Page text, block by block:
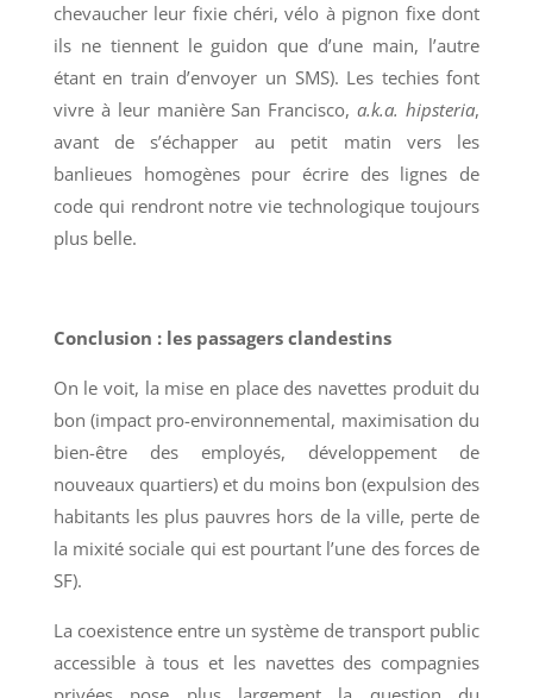
chevaucher leur fixie chéri, vélo à pignon fixe dont
ils ne tiennent le guidon que d’une main, l’autre
étant en train d’envoyer un SMS). Les techies font
vivre à leur manière San Francisco,a.k.a. hipsteria,
avant de s’échapper au petit matin vers les
banlieues homogènes pour écrire des lignes de
code qui rendront notre vie technologique toujours
plus belle.
Conclusion : les passagers clandestins
On le voit, la mise en place des navettes produit du
bon (impact pro-environnemental, maximisation du
bien-être des employés, développement de
nouveaux quartiers) et du moins bon (expulsion des
habitants les plus pauvres hors de la ville, perte de
la mixité sociale qui est pourtant l’une des forces de
SF).
La coexistence entre un système de transport public
accessible à tous et les navettes des compagnies